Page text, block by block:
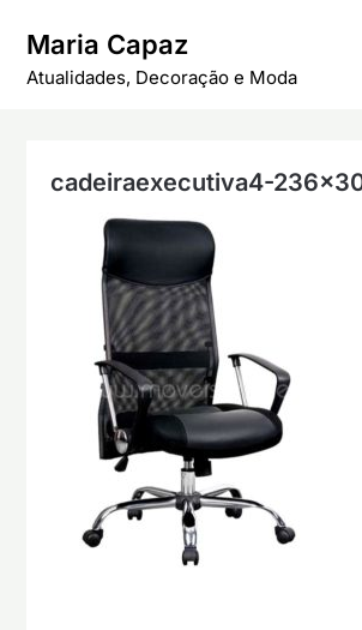
content
Maria Capaz
Atualidades, Decoração e Moda
cadeiraexecutiva4-